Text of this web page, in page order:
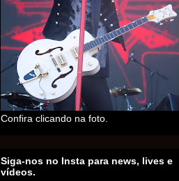
Confira clicando na foto.
Siga-nos no Insta para news, lives e
vídeos.